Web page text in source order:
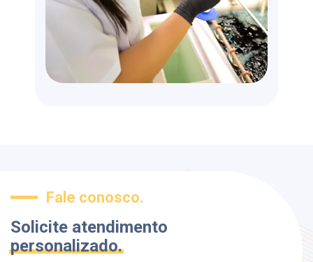
Fale conosco.
Solicite atendimento
personalizado.